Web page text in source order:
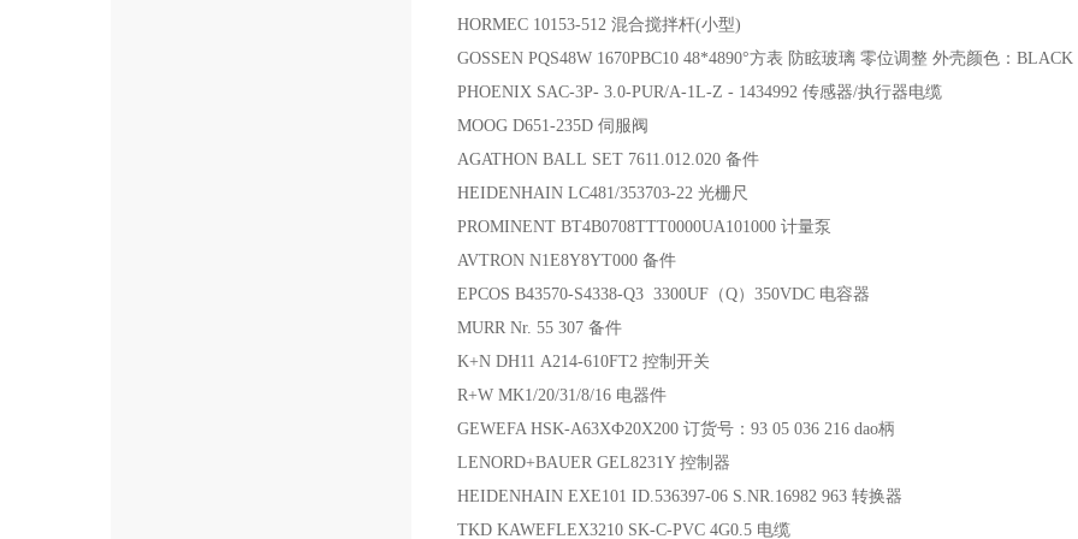
HORMEC 10153-512 混合搅拌杆(小型)
GOSSEN PQS48W 1670PBC10 48*4890°方表 防眩玻璃 零位调整 外壳颜色：
PHOENIX SAC-3P- 3.0-PUR/A-1L-Z - 1434992 传感器/执行器电缆
MOOG D651-235D 伺服阀
AGATHON BALL SET 7611.012.020 备件
HEIDENHAIN LC481/353703-22 光栅尺
PROMINENT BT4B0708TTT0000UA101000 计量泵
AVTRON N1E8Y8YT000 备件
EPCOS B43570-S4338-Q3 3300UF（Q）350VDC 电容器
MURR Nr. 55 307 备件
K+N DH11 A214-610FT2 控制开关
R+W MK1/20/31/8/16 电器件
GEWEFA HSK-A63XФ20X200 订货号：93 05 036 216 dao柄
LENORD+BAUER GEL8231Y 控制器
HEIDENHAIN EXE101 ID.536397-06 S.NR.16982 963 转换器
TKD KAWEFLEX3210 SK-C-PVC 4G0.5 电缆